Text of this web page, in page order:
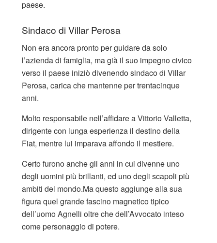
paese.
Sindaco di Villar Perosa
Non era ancora pronto per guidare da solo
l’azienda di famiglia, ma già il suo impegno civico
verso il paese iniziò divenendo sindaco di Villar
Perosa, carica che mantenne per trentacinque
anni.
Molto responsabile nell’affidare a Vittorio Valletta,
dirigente con lunga esperienza il destino della
Fiat, mentre lui imparava affondo il mestiere.
Certo furono anche gli anni in cui divenne uno
degli uomini più brillanti, ed uno degli scapoli più
ambiti del mondo.Ma questo aggiunge alla sua
figura quel grande fascino magnetico tipico
dell’uomo Agnelli oltre che dell’Avvocato inteso
come personaggio di potere.